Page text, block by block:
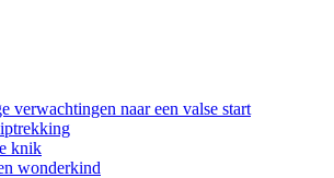
verwachtingen naar een valse start
knik
wonderkind